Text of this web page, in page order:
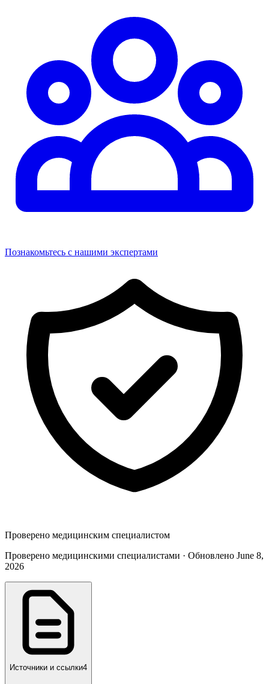
Познакомьтесь с нашими экспертами
Проверено медицинским специалистом
Проверено медицинскими специалистами · Обновлено June 8,
2026
Источники и ссылки4